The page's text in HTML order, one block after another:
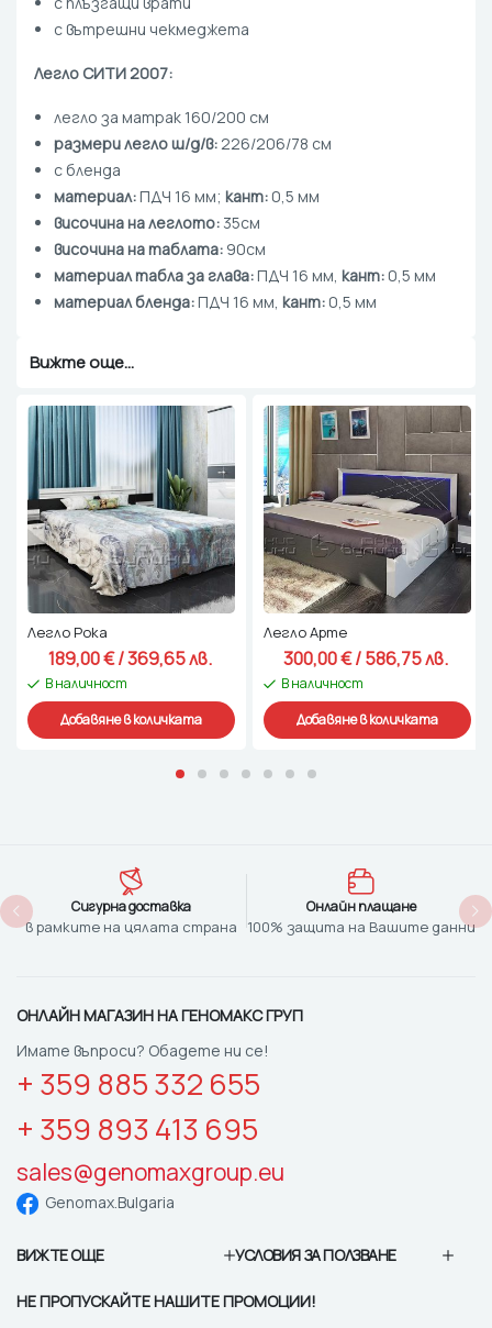
с вътрешни чекмеджета
Легло СИТИ 2007:
легло за матрак 160/200 см
размери легло ш/д/в: 226/206/78 см
с бленда
материал:ПДЧ 16 мм; кант:0,5 мм
височина на леглото: 35см
височина на таблата: 90см
материал табла за глава:ПДЧ 16 мм, кант:0,5 мм
материал бленда:ПДЧ 16 мм, кант:0,5 мм
Вижте още...
Легло Рока
189,00 € / 369,65 лв.
В наличност
Добавяне в количката
Легло Арте
300,00 € / 586,75 лв.
В наличност
Добавяне в количката
Сигурна доставка
в рамките на цялата страна
Онлайн плащане
100% защита на Вашите данни
ОНЛАЙН МАГАЗИН НА ГЕНОМАКС ГРУП
Имате въпроси? Обадете ни се!
+ 359 885 332 655
+ 359 893 413 695
sales@genomaxgroup.eu
Genomax.Bulgaria
ВИЖТЕ ОЩЕ УСЛОВИЯ ЗА ПОЛЗВАНЕ
НЕ ПРОПУСКАЙТЕ НАШИТЕ ПРОМОЦИИ!